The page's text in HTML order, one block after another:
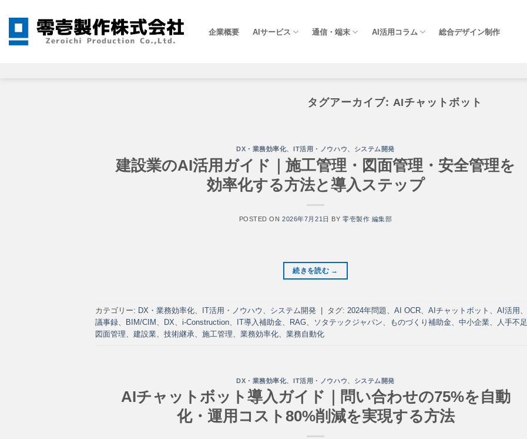
content
企業概要 AIサービス 通信・端末 AI活用コラム 総合デザイン制作
タグアーカイブ: AIチャットボット
DX・業務効率化、IT活用・ノウハウ、 システム開発
建設業のAI活用ガイド｜施工管理・図面管理・安全管理を
効率化する方法と導入ステップ
POSTED ON2026年7月21日 BY 零壱製作 編集部
続きを読む →
カテゴリー: DX・業務効率化、 IT活用・ノウハウ 、 システム開発 タグ: 2024年問題、 AI OCR、 AIチャットボット 、 AI活用 、
議事録、 BIM/CIM 、 DX、 i-Construction、 IT導入補助金、 RAG、 ソタテックジャパン、 ものづくり補助金、 中小企業、 人手不足
図面管理、 建設業、 技術継承、 施工管理、 業務効率化、 業務自動化
DX・業務効率化、IT活用・ノウハウ、 システム開発
AIチャットボット導入ガイド｜問い合わせの75%を自動
化・運用コスト80%削減を実現する方法